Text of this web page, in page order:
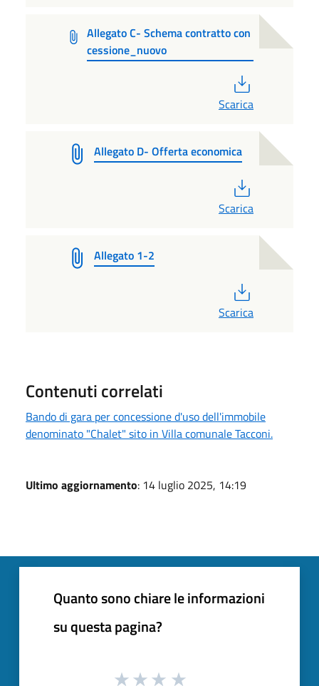
Allegato C- Schema contratto con
cessione_nuovo
Scarica
Allegato D- Offerta economica
Scarica
Allegato 1-2
Scarica
Contenuti correlati
Bando di gara per concessione d'uso dell'immobile
denominato "Chalet" sito in Villa comunale Tacconi.
Ultimo aggiornamento: 14 luglio 2025, 14:19
Quanto sono chiare le informazioni
su questa pagina?